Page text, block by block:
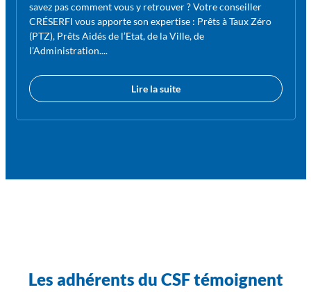
savez pas comment vous y retrouver ? Votre conseiller
CRÉSERFI vous apporte son expertise : Prêts à Taux Zéro
(PTZ), Prêts Aidés de l’Etat, de la Ville, de
l’Administration....
Lire la suite
Les adhérents du CSF témoignent